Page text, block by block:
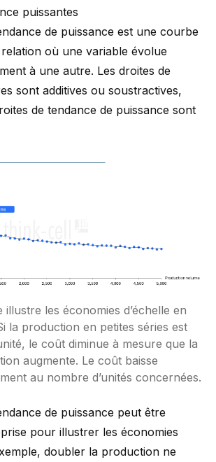
puissantes
de puissance est une courbe
où une variable évolue
à une autre. Les droites de
sont additives ou soustractives,
de tendance de puissance sont
illustre les économies d’échelle en
la production en petites séries est
le coût diminue à mesure que la
augmente. Le coût baisse
au nombre d’unités concernées.
de puissance peut être
pour illustrer les économies
doubler la production ne